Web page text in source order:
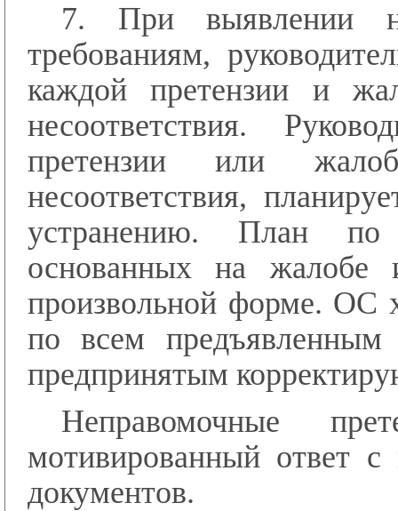
7. При выявлении
требованиям,
каждой претензии и
несоответствия.
претензии или
несоответствия,
устранению. План по
основанных на жалобе
произвольной форме. ОС
по всем
предпринятым
Неправомочные
мотивированный ответ
документов.